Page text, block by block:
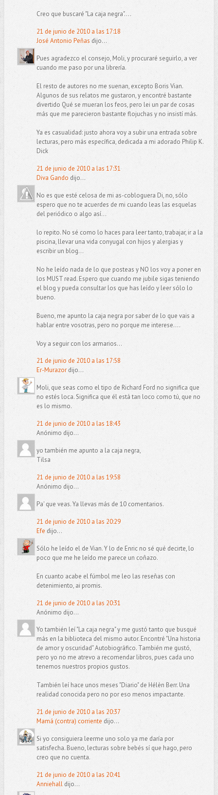
Creo que buscaré "La caja negra"....
21 de junio de 2010 a las 17:18
José Antonio Peñas dijo...
Pues agradezco el consejo, Moli, y procuraré seguirlo, a ver
cuando me paso por una librería.
El resto de autores no me suenan, excepto Boris Vian.
Algunos de sus relatos me gustaron, y encontré bastante
divertido Qué se mueran los feos, pero lei un par de cosas
más que me parecieron bastante flojuchas y no insistí más.
Ya es casualidad: justo ahora voy a subir una entrada sobre
lecturas, pero más específica, dedicada a mi adorado Philip K.
Dick
21 de junio de 2010 a las 17:31
Diva Gando dijo...
No es que esté celosa de mi as-cobloguera Di, no, sólo
espero que no te acuerdes de mi cuando leas las esquelas
del periódico o algo así...
lo repito. No sé como lo haces para leer tanto, trabajar, ir a la
piscina, llevar una vida conyugal con hijos y alergias y
escribir un blog...
No he leído nada de lo que posteas y NO los voy a poner en
los MUST read. Espero que cuando me jubile sigas teniendo
el blog y pueda consultar los que has leído y leer sólo lo
bueno.
Bueno, me apunto la caja negra por saber de lo que vais a
hablar entre vosotras, pero no porque me interese....
Voy a seguir con los armarios...
21 de junio de 2010 a las 17:58
Er-Murazordijo...
Moli, que seas como el tipo de Richard Ford no significa que
no estés loca. Significa que él está tan loco como tú, que no
es lo mismo.
21 de junio de 2010 a las 18:43
Anónimo dijo...
yo también me apunto a la caja negra,
Tilsa
21 de junio de 2010 a las 19:58
Anónimo dijo...
Pa' que veas. Ya llevas más de 10 comentarios.
21 de junio de 2010 a las 20:29
Efe dijo...
Sólo he leído el de Vian. Y lo de Enric no sé qué decirte, lo
poco que me he leído me parece un coñazo.
En cuanto acabe el fúmbol me leo las reseñas con
detenimiento, ai promis.
21 de junio de 2010 a las 20:31
Anónimo dijo...
Yo también leí "La caja negra" y me gustó tanto que busqué
más en la biblioteca del mismo autor. Encontré "Una historia
de amor y oscuridad" Autobiográfico. También me gustó,
pero yo no me atrevo a recomendar libros, pues cada uno
tenemos nuestros propios gustos.
También leí hace unos meses "Diario" de Hélèn Berr. Una
realidad conocida pero no por eso menos impactante.
21 de junio de 2010 a las 20:37
Mamá (contra) corriente dijo...
Si yo consiguiera leerme uno solo ya me daría por
satisfecha. Bueno, lecturas sobre bebés sí que hago, pero
creo que no cuenta.
21 de junio de 2010 a las 20:41
Anniehalldijo...